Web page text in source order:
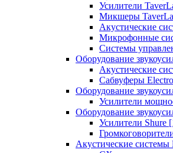
Усилители
Микшеры
Акустические
Микрофонные
Системы
Оборудование
Акустические
Сабвуферы
Оборудование
Усилители
Оборудование
Усилители Shure
Акустические системы